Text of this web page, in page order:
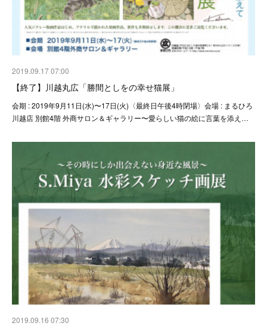
2019.09.17 07:00
【終了】川越丸広「勝間としをの幸せ猫展」
会期 : 2019年9月11日(水)〜17日(火)〈最終日午後4時閉場〉会場 : まるひろ
川越店 別館4階 外商サロン＆ギャラリー〜愛らしい猫の絵に言葉を添え…
2019.09.16 07:30